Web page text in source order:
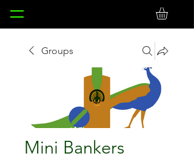
Groups
Mini Bankers